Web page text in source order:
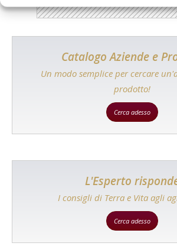
Catalogo Aziende e
Un modo semplice per cercare
prodotto!
Cerca adesso
L'Esperto
I consigli di Terra e Vita agli
Cerca adesso